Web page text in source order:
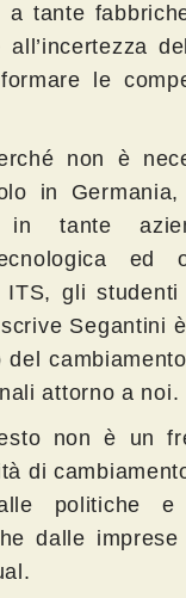
a tante
all’incertezza
le
non è
in
in tante
ed
gli
Segantini
attorno a noi.
non è un
di
politiche e
dalle